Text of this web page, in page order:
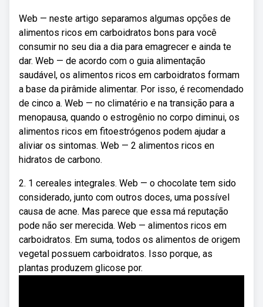
Web — neste artigo separamos algumas opções de
alimentos ricos em carboidratos bons para você
consumir no seu dia a dia para emagrecer e ainda te
dar. Web — de acordo com o guia alimentação
saudável, os alimentos ricos em carboidratos formam
a base da pirâmide alimentar. Por isso, é recomendado
de cinco a. Web — no climatério e na transição para a
menopausa, quando o estrogênio no corpo diminui, os
alimentos ricos em fitoestrógenos podem ajudar a
aliviar os sintomas. Web — 2 alimentos ricos en
hidratos de carbono.
2. 1 cereales integrales. Web — o chocolate tem sido
considerado, junto com outros doces, uma possível
causa de acne. Mas parece que essa má reputação
pode não ser merecida. Web — alimentos ricos em
carboidratos. Em suma, todos os alimentos de origem
vegetal possuem carboidratos. Isso porque, as
plantas produzem glicose por.